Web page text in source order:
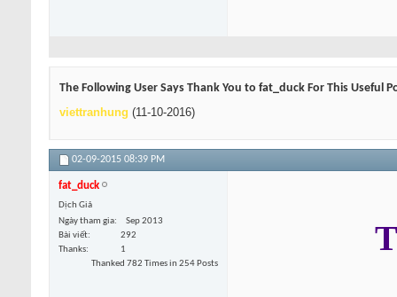
The Following User Says Thank You to fat_duck For This Useful
viettranhung (11-10-2016)
02-09-2015 08:39 PM
fat_duck
Dịch Giả
Ngày tham gia
Sep 2013
Bài viết
292
Thanks
1
Thanked 782 Times in 254 Posts